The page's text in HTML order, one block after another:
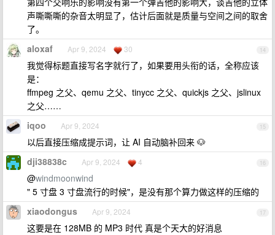
声嘶嘶嘶的杂音太明显了，估计后面就是质量与空间之间的取舍
了。
14
aloxaf Apr 9, 2024 30
我觉得标题直接写名字就行了，如果要用头衔的话，全称应该
是：
ffmpeg 之父、qemu 之父、tinycc 之父、quickjs 之父、jslinux
之父……
15
iqoo Apr 9, 2024
以后直接压缩成提示词，让 AI 自动脑补回来 🐶
16
dji38838c Apr 9, 2024 4
@windmoonwind
" 5 寸盘 3 寸盘流行的时候"，是没有那个算力做这样的压缩的
17
xiaodongus Apr 9, 2024
这要是在 128MB 的 MP3 时代 真是个天大的好消息